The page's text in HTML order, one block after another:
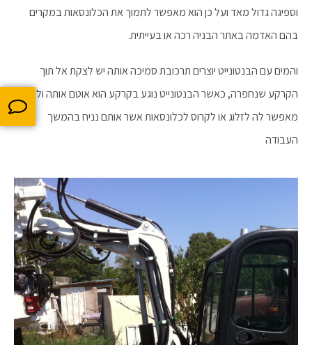
וספיגה גדול מאד ועל כן הוא מאפשר לתמוך את הכלונסאות במקרים
בהם האדמה באתר הבניה רכה או בעייתית.
והמים עם הבנטונייט יוצרים תרכובת סמיכה אותה יש לצקת אל תוך
הקרקע שנחפרה, כאשר הבנטונייט נוגע בקרקע הוא אוטם אותה ולא
מאפשר לה לזלוג או לקרוס לכלונסאות אשר אותם נניח בהמשך
העבודה